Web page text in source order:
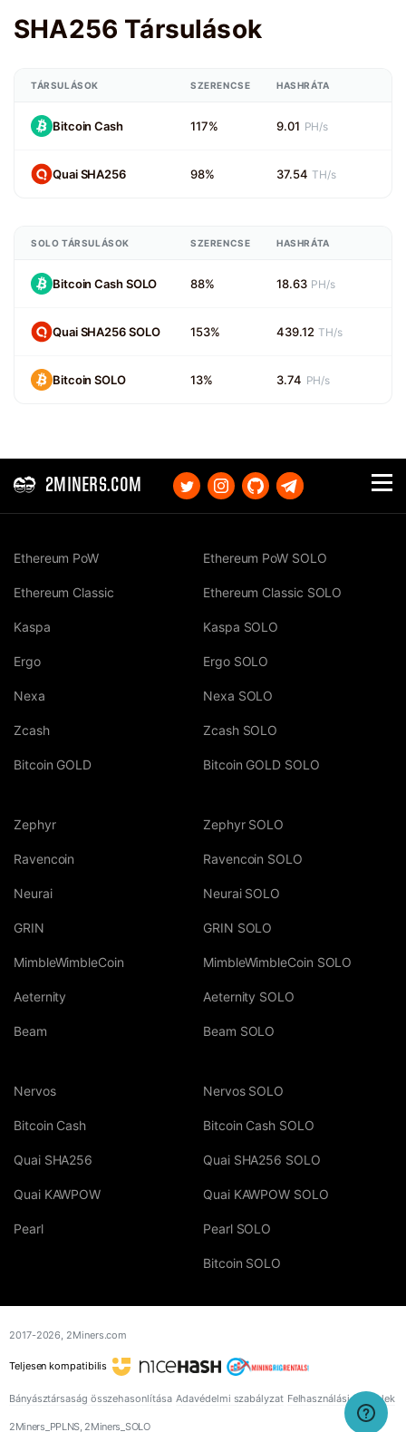
SHA256 Társulások
TÁRSULÁSOK SZERENCSE HASHRÁTA
Bitcoin Cash 117% 9.01 PH/s
Quai SHA256 98% 37.54 TH/s
SOLO TÁRSULÁSOK SZERENCSE HASHRÁTA
Bitcoin Cash SOLO 88% 18.63 PH/s
Quai SHA256 SOLO 153% 439.12 TH/s
Bitcoin SOLO 13% 3.74 PH/s
2MINERS.COM
Ethereum PoW
Ethereum Classic
Kaspa
Ergo
Nexa
Zcash
Bitcoin GOLD
Ethereum PoW SOLO
Ethereum Classic SOLO
Kaspa SOLO
Ergo SOLO
Nexa SOLO
Zcash SOLO
Bitcoin GOLD SOLO
Zephyr
Ravencoin
Neurai
GRIN
MimbleWimbleCoin
Aeternity
Beam
Zephyr SOLO
Ravencoin SOLO
Neurai SOLO
GRIN SOLO
MimbleWimbleCoin SOLO
Aeternity SOLO
Beam SOLO
Nervos
Bitcoin Cash
Quai SHA256
Quai KAWPOW
Pearl
Nervos SOLO
Bitcoin Cash SOLO
Quai SHA256 SOLO
Quai KAWPOW SOLO
Pearl SOLO
Bitcoin SOLO
2017-2026, 2Miners.com
Teljesen kompatibilis
Bányásztársaság összehasonlítása Adavédelmi szabályzat Felhasználási feltételek
2Miners_PPLNS, 2Miners_SOLO